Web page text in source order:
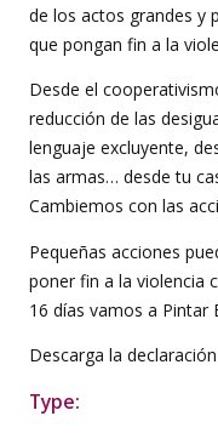
de los actos grandes y
que pongan fin a la
Desde el
reducción de las
lenguaje excluyente,
las armas… desde tu
Cambiemos con las
Pequeñas acciones
poner fin a la violencia
16 días vamos a Pintar
Descarga la
Type: